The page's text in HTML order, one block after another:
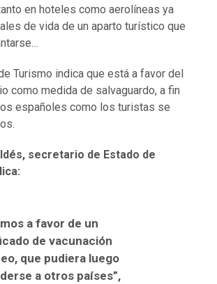
en hoteles como aerolíneas ya
de vida de un aparto turístico que
Turismo indica que está a favor del
como medida de salvaguardo, a fin
españoles como los turistas se
secretario de Estado de
a favor de un
de vacunación
que pudiera luego
a otros países”,